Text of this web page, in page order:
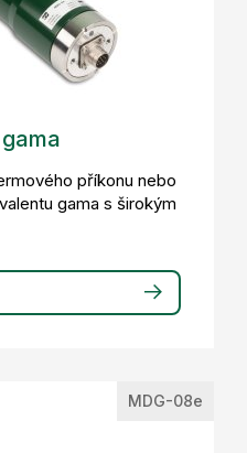
příkonu nebo
gama s širokým
MDG-08e